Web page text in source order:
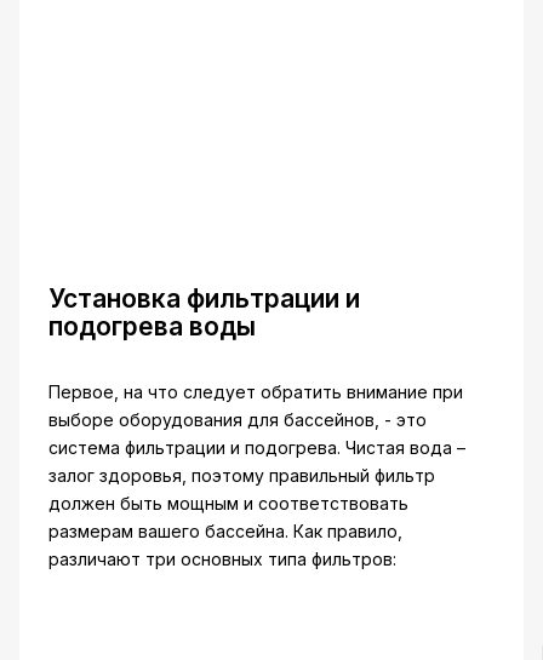
Установка фильтрации и
подогрева воды
Первое, на что следует обратить внимание при
выборе оборудования для бассейнов, - это
система фильтрации и подогрева. Чистая вода –
залог здоровья, поэтому правильный фильтр
должен быть мощным и соответствовать
размерам вашего бассейна. Как правило,
различают три основных типа фильтров: